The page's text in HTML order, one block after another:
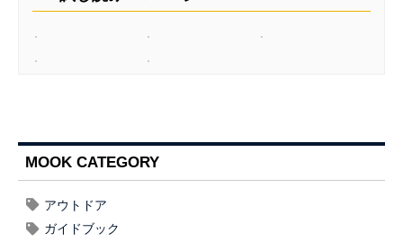
MOOK CATEGORY
アウトドア
ガイドブック